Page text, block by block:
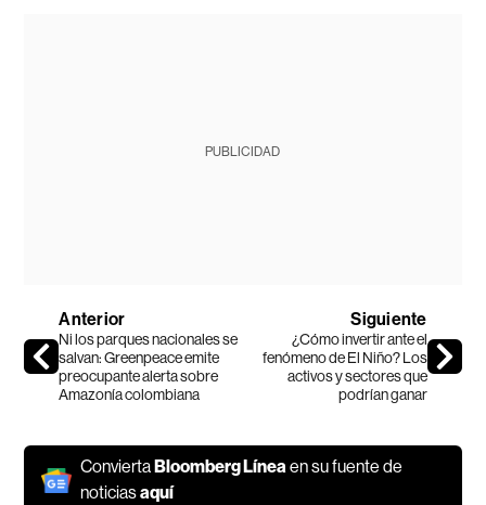
PUBLICIDAD
Anterior
Ni los parques nacionales se
salvan: Greenpeace emite
preocupante alerta sobre
Amazonía colombiana
Siguiente
¿Cómo invertir ante el
fenómeno de El Niño? Los
activos y sectores que
podrían ganar
Convierta Bloomberg Líneaen su fuente de
noticiasaquí